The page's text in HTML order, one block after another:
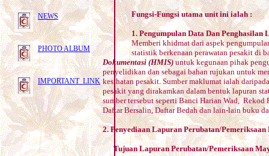
NEWS
PHOTO ALBUM
IMPORTANT LINK
Fungsi-Fungsi utama unit ini ialah :
1. Pengumpulan Data Dan Penghasilan
Memberi khidmat dari aspek
statistik berkenaan perawatan pesakit di
Dokumentasi (HMIS)untuk kegunaan pihak
penyelidikan dan sebagai bahan rujukan untuk
kesihatan pesakit. Sumber maklumat ialah
pesakit yang dirakamkan dalam bentuk lapuran
sumber tersebut seperti Banci Harian Wad, Rekod
Daftar Bersalin, Daftar Bedah dan lain-lain buku
2. Penyediaan Lapuran Perubatan/Pemeriksaan
Tujuan Lapuran Perubatan/Pemeriksaan